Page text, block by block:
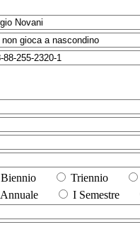
Biennio Triennio
Annuale I Semestre